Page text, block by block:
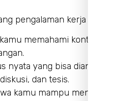
pengalaman kerja sebagai:
memahami konteks
nyata yang bisa diangkat
dan tesis.
kamu mampu mengelola